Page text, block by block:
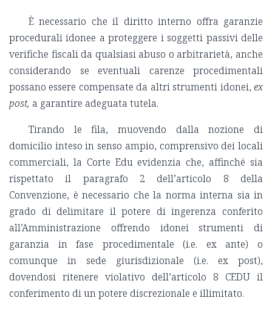
È necessario che il diritto interno offra garanzie
procedurali idonee a proteggere i soggetti passivi delle
verifiche fiscali da qualsiasi abuso o arbitrarietà, anche
considerando se eventuali carenze procedimentali
possano essere compensate da altri strumenti idonei, ex
post, a garantire adeguata tutela.
Tirando le fila, muovendo dalla nozione di
domicilio inteso in senso ampio, comprensivo dei locali
commerciali, la Corte Edu evidenzia che, affinché sia
rispettato il paragrafo 2 dell’articolo 8 della
Convenzione, è necessario che la norma interna sia in
grado di delimitare il potere di ingerenza conferito
all’Amministrazione offrendo idonei strumenti di
garanzia in fase procedimentale (i.e. ex ante) o
comunque in sede giurisdizionale (i.e. ex post),
dovendosi ritenere violativo dell’articolo 8 CEDU il
conferimento di un potere discrezionale e illimitato.